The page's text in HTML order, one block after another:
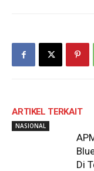
ARTIKEL TERKAIT
NASIONAL
Di